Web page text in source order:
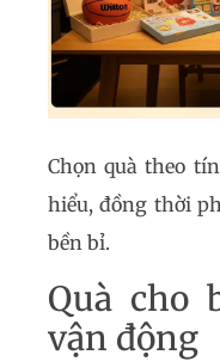
Chọn quà theo
hiểu, đồng thời
bền bỉ.
Quà cho
vận động